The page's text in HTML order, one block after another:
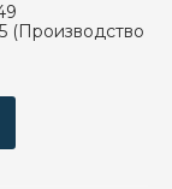
(Производство